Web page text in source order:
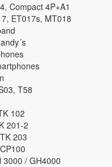
Compact 4P+A1
ET017s, MT018
T58
102
201-2
203
3000 / GH4000